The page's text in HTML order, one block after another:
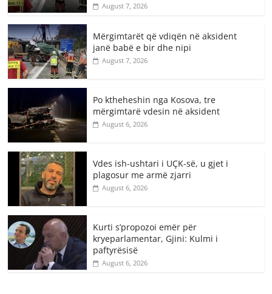
August 7, 2026
Mërgimtarët që vdiqën në aksident
janë babë e bir dhe nipi
August 7, 2026
Po ktheheshin nga Kosova, tre
mërgimtarë vdesin në aksident
August 6, 2026
Vdes ish-ushtari i UÇK-së, u gjet i
plagosur me armë zjarri
August 6, 2026
Kurti s’propozoi emër për
kryeparlamentar, Gjini: Kulmi i
paftyrësisë
August 6, 2026